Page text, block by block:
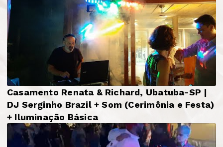
Casamento Renata & Richard, Ubatuba-SP |
DJ Serginho Brazil + Som (Cerimônia e Festa)
+ Iluminação Básica